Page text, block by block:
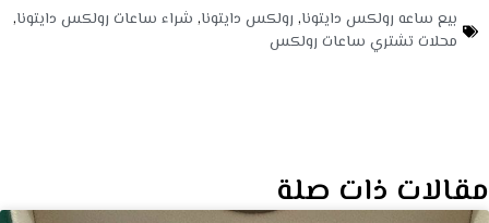
بيع ساعه رولكس دايتونا, رولكس دايتونا, شراء ساعات رولكس دايتونا,
محلات تشتري ساعات رولكس
مقالات ذات صلة